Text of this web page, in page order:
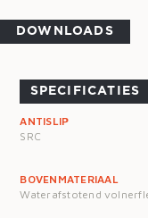
DOWNLOADS
SPECIFICATIES
ANTISLIP
SRC
BOVENMATERIAAL
Waterafstotend